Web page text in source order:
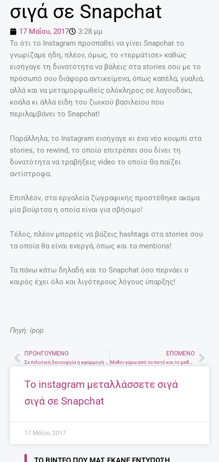
σιγά σε Snapchat
17 Μαΐου, 2017
3:28 μμ
Το ότι το Instagram προσπαθεί να γίνει Snapchat το
γνωρίζαμε ήδη, πλέον, όμως, το «τερμάτισε» καθώς
εισήγαγε τη δυνατότητα να βάλεις στα stories σου με το
πρόσωπό σου διάφορα αντικείμενα, όπως καπέλα, γυαλιά,
αλλά και να μεταμορφωθείς ολόκληρος σε λαγουδάκι,
κοάλα κι άλλα είδη του ζωικού βασιλείου που
περιλαμβάνει το Snapchat!
Παράλληλα, το Instagram εισήγαγε κι ένα νέο κουμπί στα
stories, το rewind, το οποίο επιτρέπει σου δίνει τη
δυνατότητα να τραβήξεις video το οποίο θα παίζει
αντίστροφα.
Επιπλέον, στα εργαλεία ζωγραφικής προστέθηκε ακόμα
μία βούρτσα η οποία είναι για σβήσιμο!
Τέλος, πλέον μπορείς να βάζεις hashtags στα stories σου
τα οποία θα είναι ενεργά, όπως και τα mentions!
Τα πάνω κάτω δηλαδή και το Snapchat όσο περνάει ο
καιρός έχει όλο και λιγότερους λόγους ύπαρξης!
Πηγή: ipop
PrevΠΡΟΗΓΟΎΜΕΝΟ ΕΠΌΜΕΝΟ
Το instagram μεταλλάσσετε σιγά
σιγά σε Snapchat
17 Μαΐου, 2017